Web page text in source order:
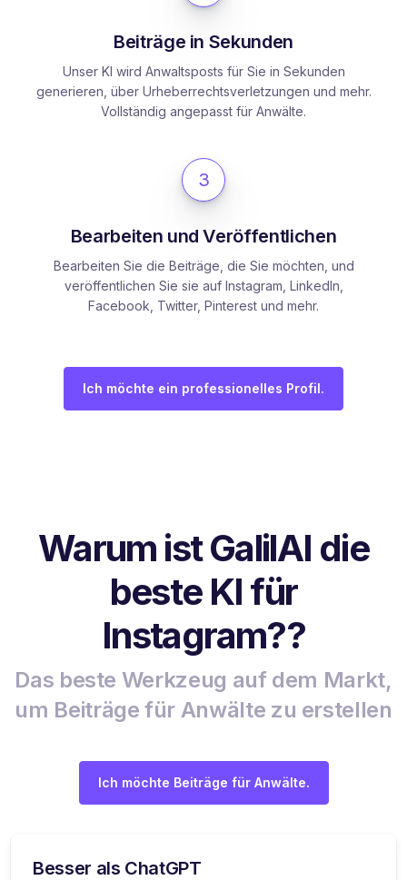
Beiträge in Sekunden
Unser KI wird Anwaltsposts für Sie in Sekunden
generieren, über Urheberrechtsverletzungen und mehr.
Vollständig angepasst für Anwälte.
3
Bearbeiten und Veröffentlichen
Bearbeiten Sie die Beiträge, die Sie möchten, und
veröffentlichen Sie sie auf Instagram, LinkedIn,
Facebook, Twitter, Pinterest und mehr.
Ich möchte ein professionelles Profil.
Warum ist GalilAI die
beste KI für
Instagram??
Das beste Werkzeug auf dem Markt,
um Beiträge für Anwälte zu erstellen
Ich möchte Beiträge für Anwälte.
Besser als ChatGPT